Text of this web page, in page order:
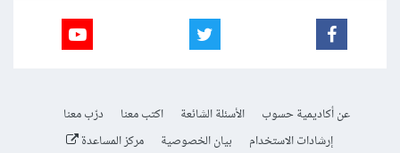
عن أكاديمية حسوب الأسئلة الشائعة اكتب معنا
درّب معنا
إرشادات الاستخدام
بيان الخصوصية مركز المساعدة